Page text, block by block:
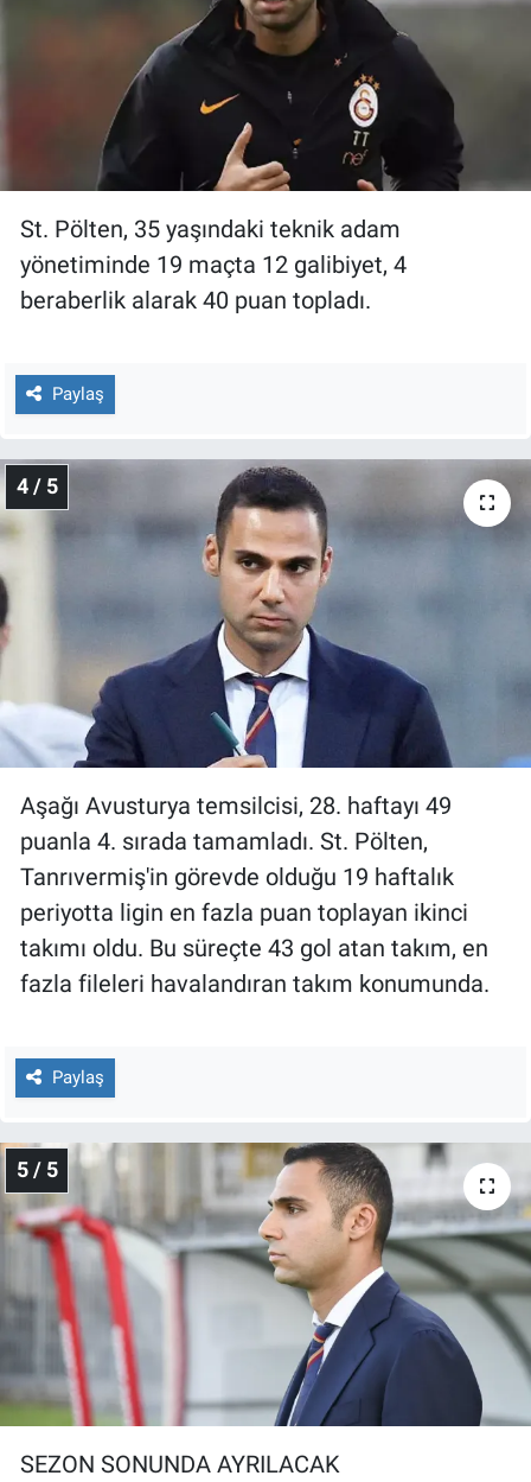
St. Pölten, 35 yaşındaki teknik adam
yönetiminde 19 maçta 12 galibiyet, 4
beraberlik alarak 40 puan topladı.
Paylaş
4 / 5
Aşağı Avusturya temsilcisi, 28. haftayı 49
puanla 4. sırada tamamladı. St. Pölten,
Tanrıvermiş'in görevde olduğu 19 haftalık
periyotta ligin en fazla puan toplayan ikinci
takımı oldu. Bu süreçte 43 gol atan takım, en
fazla fileleri havalandıran takım konumunda.
Paylaş
5 / 5
SEZON SONUNDA AYRILACAK